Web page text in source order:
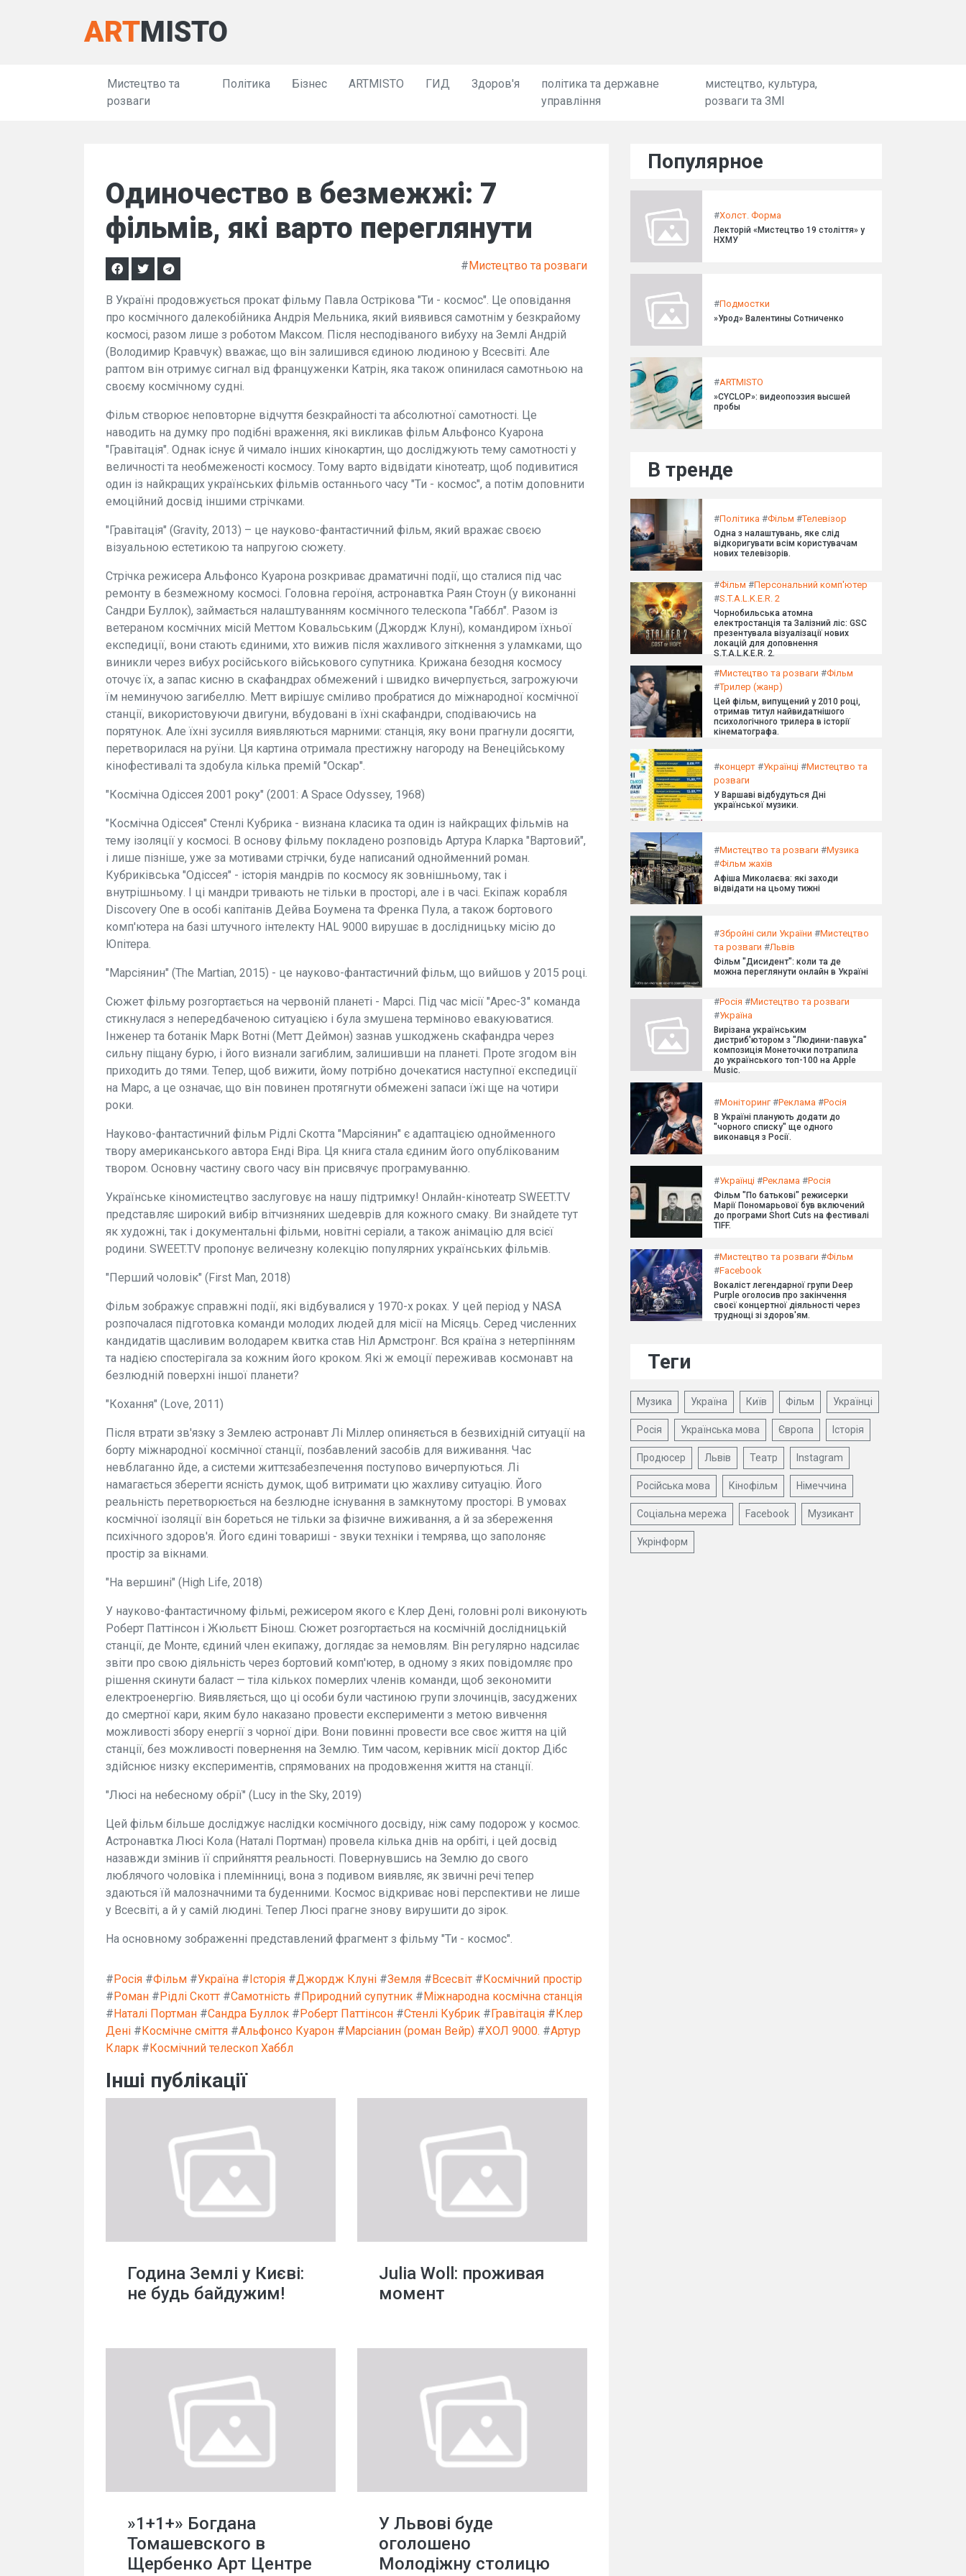
ARTMISTO
Мистецтво та
розваги
Політика Бізнес ARTMISTO ГИД Здоров'я
політика та державне
управління
мистецтво, культура,
розваги та ЗМІ
Одиночество в безмежжі: 7
фільмів, які варто переглянути
#Мистецтво та розваги
В Україні продовжується прокат фільму Павла Острікова "Ти - космос". Це оповідання
про космічного далекобійника Андрія Мельника, який виявився самотнім у безкрайому
космосі, разом лише з роботом Максом. Після несподіваного вибуху на Землі Андрій
(Володимир Кравчук) вважає, що він залишився єдиною людиною у Всесвіті. Але
раптом він отримує сигнал від француженки Катрін, яка також опинилася самотньою на
своєму космічному судні.
Фільм створює неповторне відчуття безкрайності та абсолютної самотності. Це
наводить на думку про подібні враження, які викликав фільм Альфонсо Куарона
"Гравітація". Однак існує й чимало інших кінокартин, що досліджують тему самотності у
величності та необмеженості космосу. Тому варто відвідати кінотеатр, щоб подивитися
один із найкращих українських фільмів останнього часу "Ти - космос", а потім доповнити
емоційний досвід іншими стрічками.
"Гравітація" (Gravity, 2013) – це науково-фантастичний фільм, який вражає своєю
візуальною естетикою та напругою сюжету.
Стрічка режисера Альфонсо Куарона розкриває драматичні події, що сталися під час
ремонту в безмежному космосі. Головна героїня, астронавтка Раян Стоун (у виконанні
Сандри Буллок), займається налаштуванням космічного телескопа "Габбл". Разом із
ветераном космічних місій Меттом Ковальським (Джордж Клуні), командиром їхньої
експедиції, вони стають єдиними, хто вижив після жахливого зіткнення з уламками, що
виникли через вибух російського військового супутника. Крижана безодня космосу
оточує їх, а запас кисню в скафандрах обмежений і швидко вичерпується, загрожуючи
їм неминучою загибеллю. Метт вирішує сміливо пробратися до міжнародної космічної
станції, використовуючи двигуни, вбудовані в їхні скафандри, сподіваючись на
порятунок. Але їхні зусилля виявляються марними: станція, яку вони прагнули досягти,
перетворилася на руїни. Ця картина отримала престижну нагороду на Венеційському
кінофестивалі та здобула кілька премій "Оскар".
"Космічна Одіссея 2001 року" (2001: A Space Odyssey, 1968)
"Космічна Одіссея" Стенлі Кубрика - визнана класика та один із найкращих фільмів на
тему ізоляції у космосі. В основу фільму покладено розповідь Артура Кларка "Вартовий",
і лише пізніше, уже за мотивами стрічки, буде написаний однойменний роман.
Кубриківська "Одіссея" - історія мандрів по космосу як зовнішньому, так і
внутрішньому. І ці мандри тривають не тільки в просторі, але і в часі. Екіпаж корабля
Discovery One в особі капітанів Дейва Боумена та Френка Пула, а також бортового
комп'ютера на базі штучного інтелекту HAL 9000 вирушає в дослідницьку місію до
Юпітера.
"Марсіянин" (The Martian, 2015) - це науково-фантастичний фільм, що вийшов у 2015 році.
Сюжет фільму розгортається на червоній планеті - Марсі. Під час місії "Арес-3" команда
стикнулася з непередбаченою ситуацією і була змушена терміново евакуюватися.
Інженер та ботанік Марк Вотні (Метт Деймон) зазнав ушкоджень скафандра через
сильну піщану бурю, і його визнали загиблим, залишивши на планеті. Проте згодом він
приходить до тями. Тепер, щоб вижити, йому потрібно дочекатися наступної експедиції
на Марс, а це означає, що він повинен протягнути обмежені запаси їжі ще на чотири
роки.
Науково-фантастичний фільм Рідлі Скотта "Марсіянин" є адаптацією однойменного
твору американського автора Енді Віра. Ця книга стала єдиним його опублікованим
твором. Основну частину свого часу він присвячує програмуванню.
Українське кіномистецтво заслуговує на нашу підтримку! Онлайн-кінотеатр SWEET.TV
представляє широкий вибір вітчизняних шедеврів для кожного смаку. Ви знайдете тут
як художні, так і документальні фільми, новітні серіали, а також анімацію для всієї
родини. SWEET.TV пропонує величезну колекцію популярних українських фільмів.
"Перший чоловік" (First Man, 2018)
Фільм зображує справжні події, які відбувалися у 1970-х роках. У цей період у NASA
розпочалася підготовка команди молодих людей для місії на Місяць. Серед численних
кандидатів щасливим володарем квитка став Ніл Армстронг. Вся країна з нетерпінням
та надією спостерігала за кожним його кроком. Які ж емоції переживав космонавт на
безлюдній поверхні іншої планети?
"Кохання" (Love, 2011)
Після втрати зв'язку з Землею астронавт Лі Міллер опиняється в безвихідній ситуації на
борту міжнародної космічної станції, позбавлений засобів для виживання. Час
невблаганно йде, а системи життєзабезпечення поступово вичерпуються. Лі
намагається зберегти ясність думок, щоб витримати цю жахливу ситуацію. Його
реальність перетворюється на безлюдне існування в замкнутому просторі. В умовах
космічної ізоляції він бореться не тільки за фізичне виживання, а й за збереження
психічного здоров'я. Його єдині товариші - звуки техніки і темрява, що заполоняє
простір за вікнами.
"На вершині" (High Life, 2018)
У науково-фантастичному фільмі, режисером якого є Клер Дені, головні ролі виконують
Роберт Паттінсон і Жюльєтт Бінош. Сюжет розгортається на космічній дослідницькій
станції, де Монте, єдиний член екипажу, доглядає за немовлям. Він регулярно надсилає
звіти про свою діяльність через бортовий комп'ютер, в одному з яких повідомляє про
рішення скинути баласт — тіла кількох померлих членів команди, щоб зекономити
електроенергію. Виявляється, що ці особи були частиною групи злочинців, засуджених
до смертної кари, яким було наказано провести експерименти з метою вивчення
можливості збору енергії з чорної діри. Вони повинні провести все своє життя на цій
станції, без можливості повернення на Землю. Тим часом, керівник місії доктор Дібс
здійснює низку експериментів, спрямованих на продовження життя на станції.
"Люсі на небесному обрії" (Lucy in the Sky, 2019)
Цей фільм більше досліджує наслідки космічного досвіду, ніж саму подорож у космос.
Астронавтка Люсі Кола (Наталі Портман) провела кілька днів на орбіті, і цей досвід
назавжди змінив її сприйняття реальності. Повернувшись на Землю до свого
люблячого чоловіка і племінниці, вона з подивом виявляє, як звичні речі тепер
здаються їй малозначними та буденними. Космос відкриває нові перспективи не лише
у Всесвіті, а й у самій людині. Тепер Люсі прагне знову вирушити до зірок.
На основному зображенні представлений фрагмент з фільму "Ти - космос".
#Росія #Фільм #Україна #Історія #Джордж Клуні #Земля #Всесвіт #Космічний простір
#Роман #Рідлі Скотт #Самотність #Природний супутник #Міжнародна космічна станція
#Наталі Портман #Сандра Буллок #Роберт Паттінсон #Стенлі Кубрик #Гравітація #Клер
Дені #Космічне сміття #Альфонсо Куарон #Марсіанин (роман Вейр) #ХОЛ 9000. #Артур
Кларк #Космічний телескоп Хаббл
Інші публікації
Година Землі у Києві:
не будь байдужим!
Julia Woll: проживая
момент
»1+1+» Богдана
Томашевского в
Щербенко Арт Центре
У Львові буде
оголошено
Молодіжну столицю
Популярное
#Холст. Форма
Лекторій «Мистецтво 19 століття» у
НХМУ
#Подмостки
»Урод» Валентины Сотниченко
#ARTMISTO
»CYCLOP»: видеопоэзия высшей
пробы
В тренде
#Політика #Фільм #Телевізор
Одна з налаштувань, яке слід
відкоригувати всім користувачам
нових телевізорів.
#Фільм #Персональний комп'ютер
#S.T.A.L.K.E.R. 2
Чорнобильська атомна
електростанція та Залізний ліс: GSC
презентувала візуалізації нових
локацій для доповнення
S.T.A.L.K.E.R. 2.
#Мистецтво та розваги #Фільм
#Трилер (жанр)
Цей фільм, випущений у 2010 році,
отримав титул найвидатнішого
психологічного трилера в історії
кінематографа.
#концерт #Українці #Мистецтво та
розваги
У Варшаві відбудуться Дні
української музики.
#Мистецтво та розваги #Музика
#Фільм жахів
Афіша Миколаєва: які заходи
відвідати на цьому тижні
#Збройні сили України #Мистецтво
та розваги #Львів
Фільм "Дисидент": коли та де
можна переглянути онлайн в Україні
#Росія #Мистецтво та розваги
#Україна
Вирізана українським
дистриб'ютором з "Людини-павука"
композиція Монеточки потрапила
до українського топ-100 на Apple
Music.
#Моніторинг#Реклама #Росія
В Україні планують додати до
"чорного списку" ще одного
виконавця з Росії.
#Українці #Реклама #Росія
Фільм "По батькові" режисерки
Марії Пономарьової був включений
до програми Short Cuts на фестивалі
TIFF.
#Мистецтво та розваги #Фільм
#Facebook
Вокаліст легендарної групи Deep
Purple оголосив про закінчення
своєї концертної діяльності через
труднощі зі здоров'ям.
Теги
Музика Україна Київ Фільм Українці
Росія Українська мова Європа Історія
Продюсер Львів Театр Instagram
Російська мова Кінофільм Німеччина
Соціальна мережа Facebook Музикант
Укрінформ